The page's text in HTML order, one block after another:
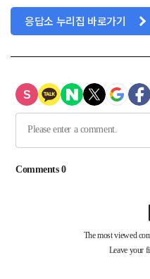
응답소 누리집 바로가기